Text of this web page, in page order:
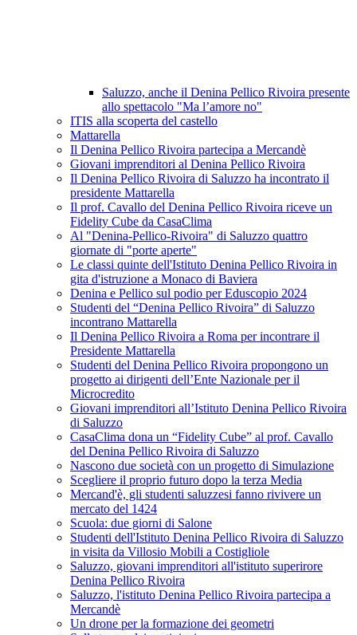
Saluzzo, anche il Denina Pellico Rivoira presente
allo spettacolo "Ma l’amore no"
ITIS alla scoperta del castello
Mattarella
Il Denina Pellico Rivoira partecipa a Mercandè
Giovani imprenditori al Denina Pellico Rivoira
Il Denina Pellico Rivoira di Saluzzo ha incontrato il
presidente Mattarella
Il prof. Cavallo del Denina Pellico Rivoira riceve un
Fidelity Cube da CasaClima
Al "Denina-Pellico-Rivoira" di Saluzzo quattro
giornate di "porte aperte"
Le classi quinte dell'Istituto Denina Pellico Rivoira in
gita d'istruzione a Monaco di Baviera
Denina e Pellico sul podio per Eduscopio 2024
Studenti del “Denina Pellico Rivoira” di Saluzzo
incontrano Mattarella
Il Denina Pellico Rivoira a Roma per incontrare il
Presidente Mattarella
Studenti del Denina Pellico Rivoira propongono un
progetto ai dirigenti dell’Ente Nazionale per il
Microcredito
Giovani imprenditori all’Istituto Denina Pellico Rivoira
di Saluzzo
CasaClima dona un “Fidelity Cube” al prof. Cavallo
del Denina Pellico Rivoira di Saluzzo
Nascono due società con un progetto di Simulazione
Scegliere il proprio futuro dopo la terza Media
Mercand'è, gli studenti saluzzesi fanno rivivere un
mercato del 1424
Scuola: due giorni di Salone
Studenti dell'Istituto Denina Pellico Rivoira di Saluzzo
in visita da Villosio Mobili a Costigliole
Saluzzo, giovani imprenditori all'istituto superirore
Denina Pellico Rivoira
Saluzzo, l'istituto Denina Pellico Rivoira partecipa a
Mercandè
Un drone per la formazione dei geometri